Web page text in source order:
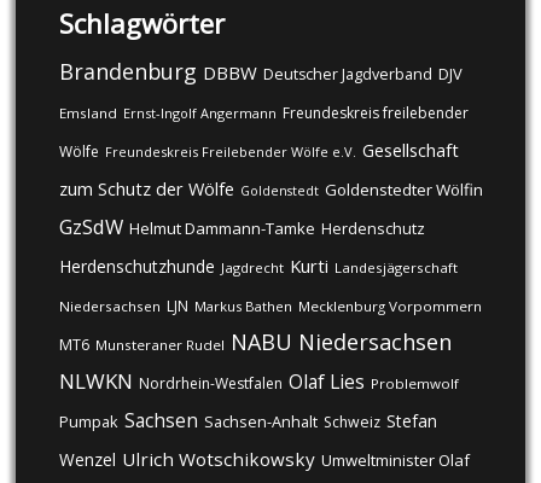
Schlagwörter
Brandenburg DBBW Deutscher Jagdverband DJV
Emsland Ernst-Ingolf Angermann Freundeskreis freilebender
Wölfe Freundeskreis Freilebender Wölfe e.V. Gesellschaft
zum Schutz der Wölfe Goldenstedt Goldenstedter Wölfin
GzSdW Helmut Dammann-Tamke Herdenschutz
Herdenschutzhunde Jagdrecht Kurti Landesjägerschaft
Niedersachsen LJN Markus Bathen Mecklenburg Vorpommern
MT6 Munsteraner Rudel NABU Niedersachsen
NLWKN Nordrhein-Westfalen Olaf Lies Problemwolf
Pumpak Sachsen Sachsen-Anhalt Schweiz Stefan
Wenzel Ulrich Wotschikowsky Umweltminister Olaf